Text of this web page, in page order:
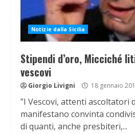
Notizie dalla Sicilia
Stipendi d’oro, Micciché
vescovi
Giorgio Livigni 18 gennaio
”I Vescovi, attenti ascoltatori
manifestano convinta
di quanti, anche presbiteri,...